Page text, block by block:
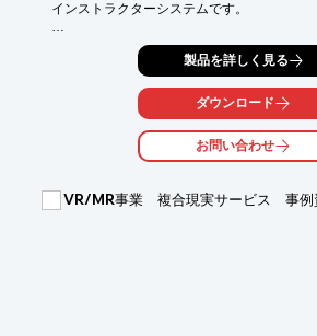
インストラクターシステムです。
筋肉の状態を測定できることで、リハビリ
従来とは異なるアプローチが可能。
効果をトレーニング現場レベルでタイムリ
■コンパクトで簡易に測定可能
■「見える化」で効果的なトレーニングを実
製品を詳しく見る
ダウンロード
お問い合わせ
VR/MR事業 複合現実サービス 事例